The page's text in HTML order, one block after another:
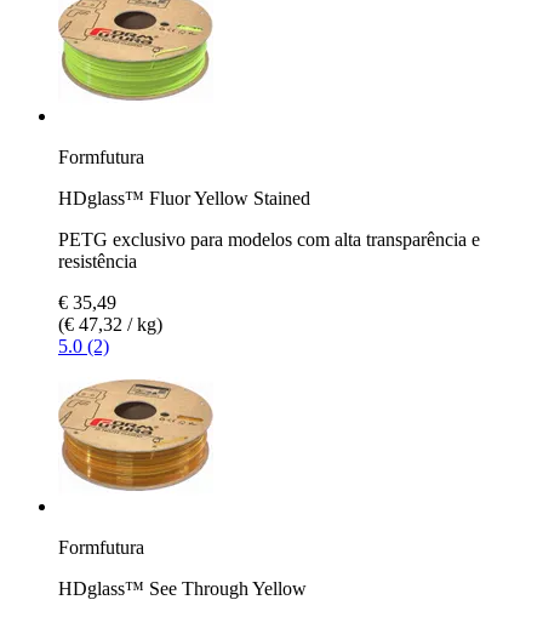
Formfutura
HDglass™ Fluor Yellow Stained
PETG exclusivo para modelos com alta transparência e
resistência
€ 35,49
(€ 47,32 / kg)
5.0 (2)
Formfutura
HDglass™ See Through Yellow